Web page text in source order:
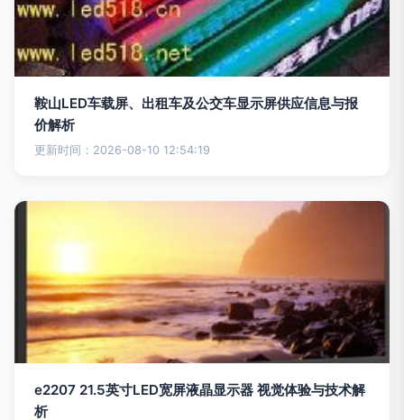
鞍山LED车载屏、出租车及公交车显示屏供应信息与报
价解析
更新时间：2026-08-10 12:54:19
e2207 21.5英寸LED宽屏液晶显示器 视觉体验与技术解
析